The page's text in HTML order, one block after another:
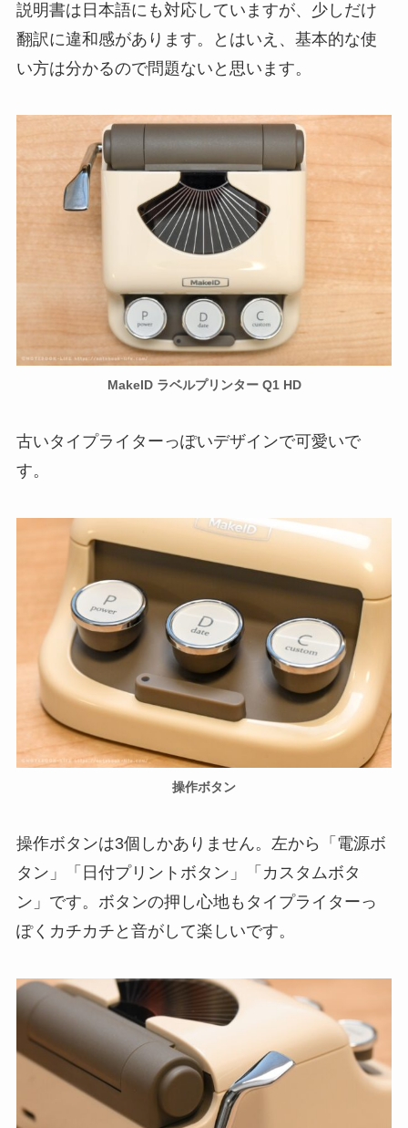
説明書は日本語にも対応していますが、少しだけ
翻訳に違和感があります。とはいえ、基本的な使
い方は分かるので問題ないと思います。
MakeID ラベルプリンター Q1 HD
古いタイプライターっぽいデザインで可愛いで
す。
操作ボタン
操作ボタンは3個しかありません。左から「電源ボ
タン」「日付プリントボタン」「カスタムボタ
ン」です。ボタンの押し心地もタイプライターっ
ぽくカチカチと音がして楽しいです。